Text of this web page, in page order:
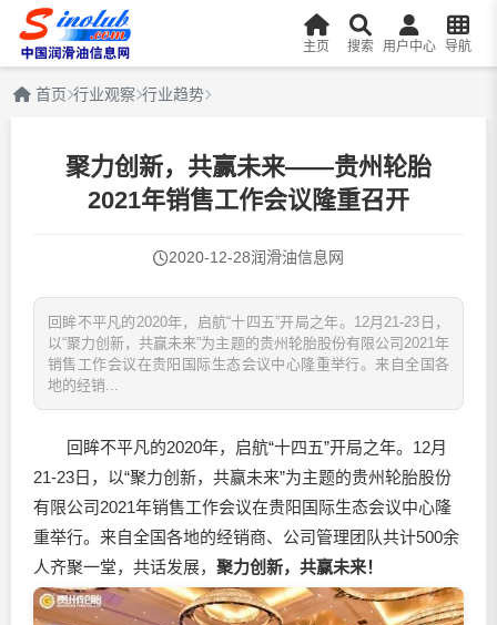
主页 搜索 用户中心 导航
首页 行业观察 行业趋势
聚力创新，共赢未来——贵州轮胎
2021年销售工作会议隆重召开
2020-12-28润滑油信息网
回眸不平凡的2020年，启航“十四五”开局之年。12月21-23日，
以“聚力创新，共赢未来”为主题的贵州轮胎股份有限公司2021年
销售工作会议在贵阳国际生态会议中心隆重举行。来自全国各
地的经销...
回眸不平凡的2020年，启航“十四五”开局之年。12月
21-23日，以“聚力创新，共赢未来”为主题的贵州轮胎股份
有限公司2021年销售工作会议在贵阳国际生态会议中心隆
重举行。来自全国各地的经销商、公司管理团队共计500余
人齐聚一堂，共话发展， 聚力创新，共赢未来！